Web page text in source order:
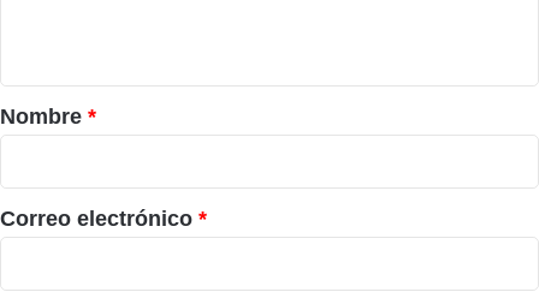
r
i
o
*
Nombre *
Correo electrónico *